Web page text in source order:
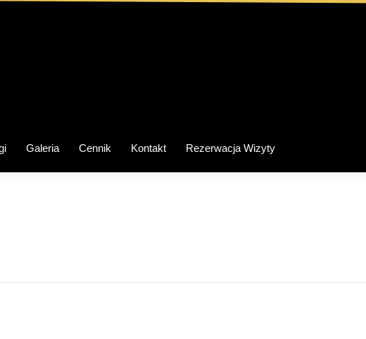
Galeria Cennik Kontakt Rezerwacja Wizyty